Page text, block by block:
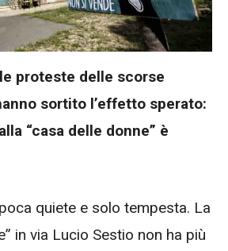
proteste delle scorse
sortito l’effetto sperato:
“casa delle donne” è
quiete e solo tempesta. La
in via Lucio Sestio non ha più